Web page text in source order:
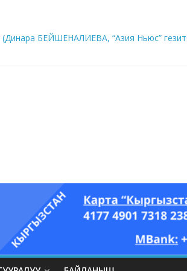
(Динара БЕЙШЕНАЛИЕВА, “Азия Ньюс”